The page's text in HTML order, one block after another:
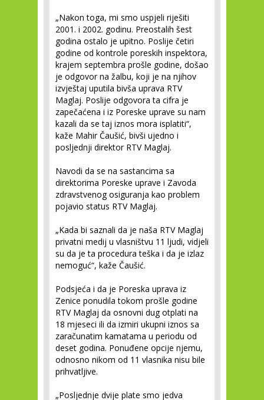
„Nakon toga, mi smo uspjeli riješiti
2001. i 2002. godinu. Preostalih šest
godina ostalo je upitno. Poslije četiri
godine od kontrole poreskih inspektora,
krajem septembra prošle godine, došao
je odgovor na žalbu, koji je na njihov
izvještaj uputila bivša uprava RTV
Maglaj. Poslije odgovora ta cifra je
zapečaćena i iz Poreske uprave su nam
kazali da se taj iznos mora isplatiti“,
kaže Mahir Čaušić, bivši ujedno i
posljednji direktor RTV Maglaj.
Navodi da se na sastancima sa
direktorima Poreske uprave i Zavoda
zdravstvenog osiguranja kao problem
pojavio status RTV Maglaj.
„Kada bi saznali da je naša RTV Maglaj
privatni medij u vlasništvu 11 ljudi, vidjeli
su da je ta procedura teška i da je izlaz
nemoguć“, kaže Čaušić.
Podsjeća i da je Poreska uprava iz
Zenice ponudila tokom prošle godine
RTV Maglaj da osnovni dug otplati na
18 mjeseci ili da izmiri ukupni iznos sa
zaračunatim kamatama u periodu od
deset godina. Ponuđene opcije njemu,
odnosno nikom od 11 vlasnika nisu bile
prihvatljive.
„Posljednje dvije plate smo jedva